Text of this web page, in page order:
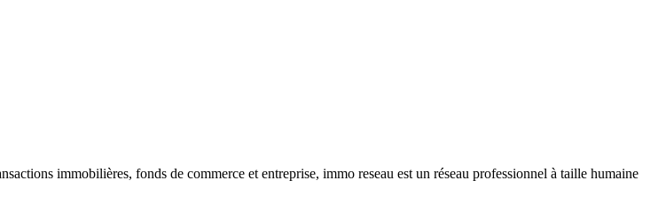
immobilières, fonds de commerce et entreprise, immo reseau est un réseau professionnel à taille humaine